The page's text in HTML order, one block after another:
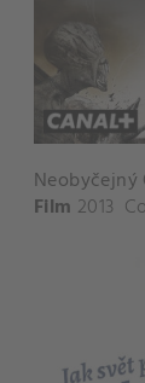
Neobyčejný
Film 2013